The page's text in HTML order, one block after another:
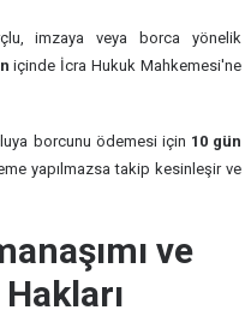
imzaya veya borca yönelik
içinde İcra Hukuk Mahkemesi'ne
borcunu ödemesi için 10 gün
yapılmazsa takip kesinleşir ve
ve